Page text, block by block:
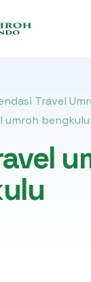
Travel
umroh bengkulu